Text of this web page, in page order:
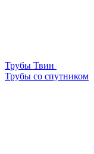
Трубы Твин
Трубы со спутником